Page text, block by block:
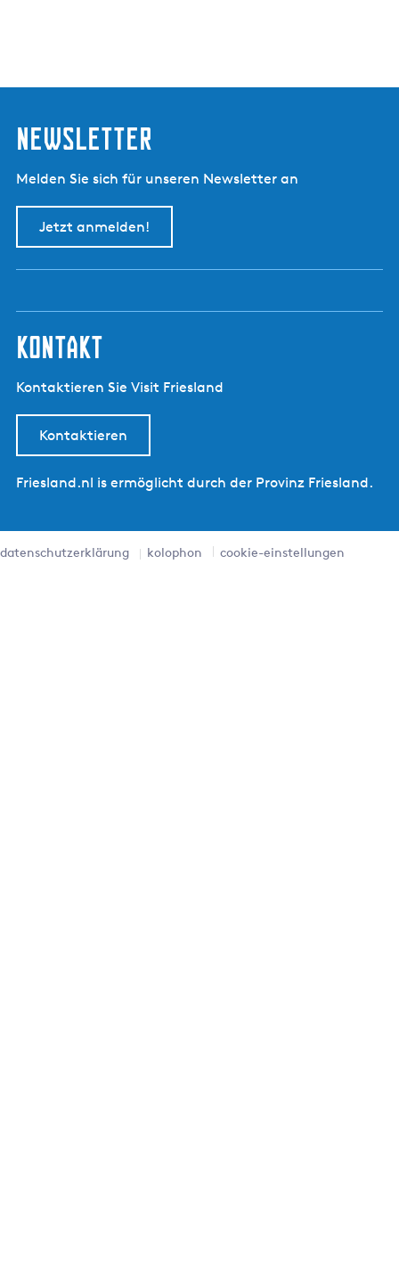
Newsletter
Melden Sie sich für unseren Newsletter an
Jetzt anmelden!
kontakt
Kontaktieren Sie Visit Friesland
Kontaktieren
Friesland.nl is ermöglicht durch der Provinz Friesland.
datenschutzerklärung kolophon cookie-einstellungen